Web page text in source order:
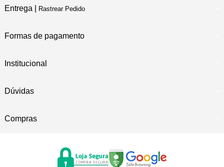
Entrega | Rastrear Pedido
Formas de pagamento
Institucional
Dúvidas
Compras